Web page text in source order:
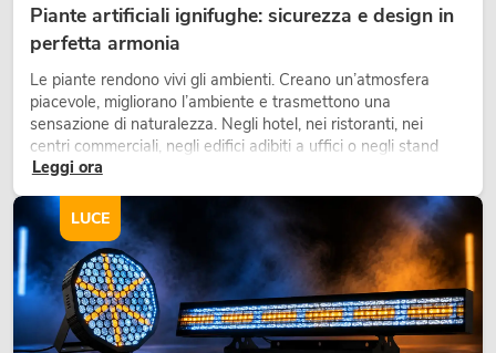
Piante artificiali ignifughe: sicurezza e design in
perfetta armonia
Le piante rendono vivi gli ambienti. Creano un’atmosfera
piacevole, migliorano l’ambiente e trasmettono una
sensazione di naturalezza. Negli hotel, nei ristoranti, nei
centri commerciali, negli edifici adibiti a uffici o negli stand
fieristici, una vegetazione di alta qualità è ormai parte
Leggi ora
LUCE